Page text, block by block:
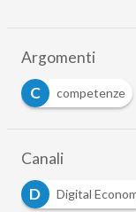
Argomenti
competenze
Canali
D
Digital